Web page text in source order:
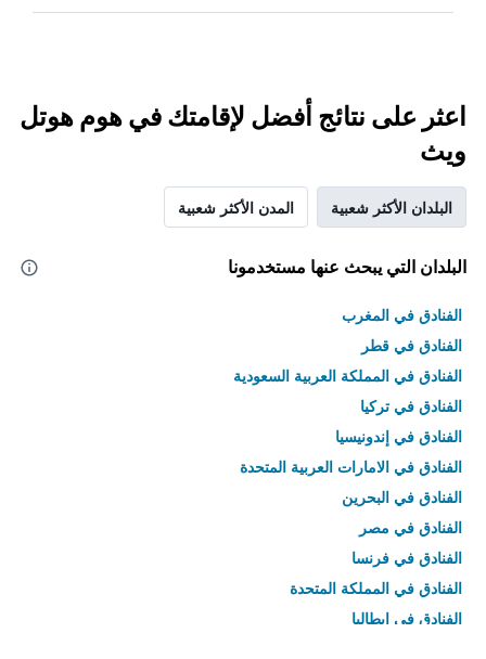
اعثر على نتائج أفضل لإقامتك في هوم هوتل
ويث
البلدان الأكثر شعبية المدن الأكثر شعبية
البلدان التي يبحث عنها مستخدمونا
الفنادق في المغرب
الفنادق في قطر
الفنادق في المملكة العربية السعودية
الفنادق في تركيا
الفنادق في إندونيسيا
الفنادق في الامارات العربية المتحدة
الفنادق في البحرين
الفنادق في مصر
الفنادق في فرنسا
الفنادق في المملكة المتحدة
الفنادق في إيطاليا